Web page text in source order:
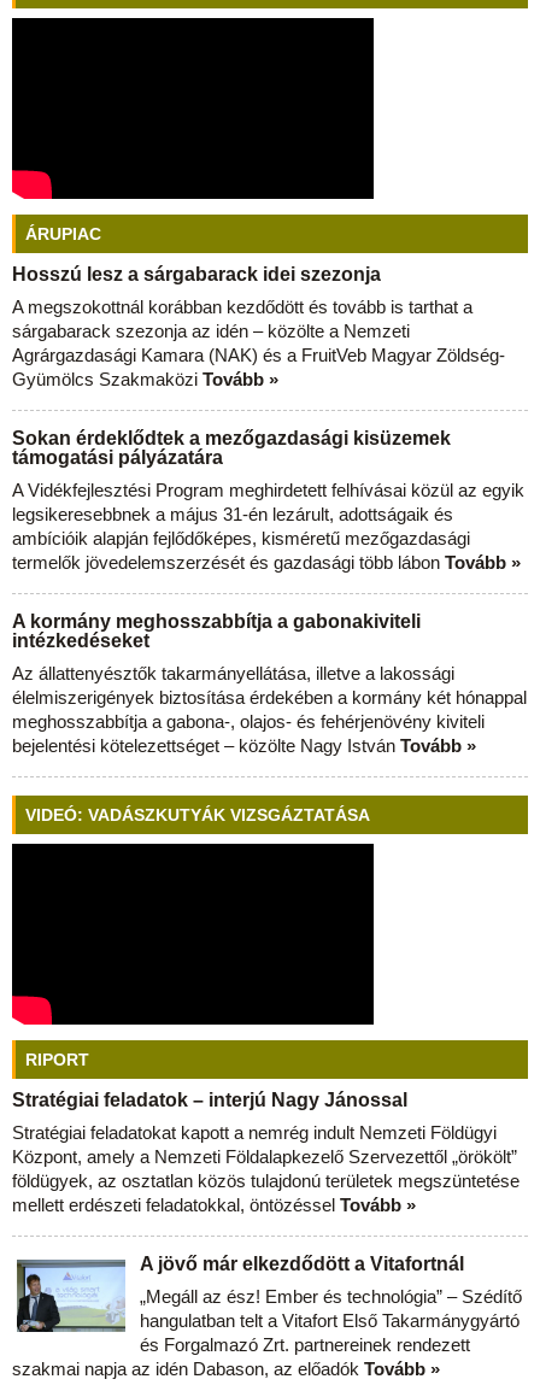
ÁRUPIAC
Hosszú lesz a sárgabarack idei szezonja
A megszokottnál korábban kezdődött és tovább is tarthat a
sárgabarack szezonja az idén – közölte a Nemzeti
Agrárgazdasági Kamara (NAK) és a FruitVeb Magyar Zöldség-
Gyümölcs Szakmaközi Tovább »
Sokan érdeklődtek a mezőgazdasági kisüzemek
támogatási pályázatára
A Vidékfejlesztési Program meghirdetett felhívásai közül az egyik
legsikeresebbnek a május 31-én lezárult, adottságaik és
ambícióik alapján fejlődőképes, kisméretű mezőgazdasági
termelők jövedelemszerzését és gazdasági több lábon Tovább »
A kormány meghosszabbítja a gabonakiviteli
intézkedéseket
Az állattenyésztők takarmányellátása, illetve a lakossági
élelmiszerigények biztosítása érdekében a kormány két hónappal
meghosszabbítja a gabona-, olajos- és fehérjenövény kiviteli
bejelentési kötelezettséget – közölte Nagy István Tovább »
VIDEÓ: VADÁSZKUTYÁK VIZSGÁZTATÁSA
RIPORT
Stratégiai feladatok – interjú Nagy Jánossal
Stratégiai feladatokat kapott a nemrég indult Nemzeti Földügyi
Központ, amely a Nemzeti Földalapkezelő Szervezettől „örökölt”
földügyek, az osztatlan közös tulajdonú területek megszüntetése
mellett erdészeti feladatokkal, öntözéssel Tovább »
A jövő már elkezdődött a Vitafortnál
„Megáll az ész! Ember és technológia” – Szédítő
hangulatban telt a Vitafort Első Takarmánygyártó
és Forgalmazó Zrt. partnereinek rendezett
szakmai napja az idén Dabason, az előadók Tovább »